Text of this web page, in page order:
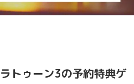
トゥーン3の予約特典ゲ